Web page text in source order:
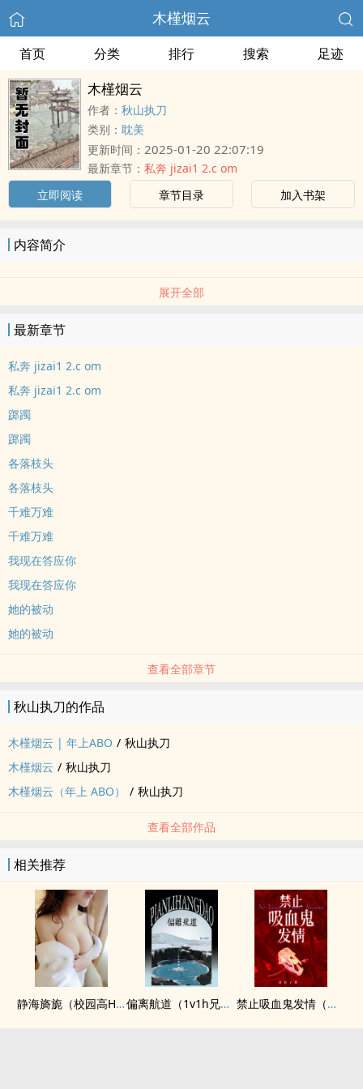
木槿烟云
首页 分类 排行 搜索 足迹
木槿烟云
作者： 秋山执刀
类别： 耽美
更新时间： 2025-01-20 22:07:19
最新章节： 私奔 jizai1 2.c om
立即阅读
章节目录 加入书架
内容简介
展开全部
最新章节
私奔 jizai1 2.c om
私奔 jizai1 2.c om
踯躅
踯躅
各落枝头
各落枝头
千难万难
千难万难
我现在答应你
我现在答应你
她的被动
她的被动
查看全部章节
秋山执刀的作品
木槿烟云 | 年上ABO / 秋山执刀
木槿烟云 / 秋山执刀
木槿烟云（年上 ABO）
/ 秋山执刀
查看全部作品
相关推荐
静海旖旎（校园高H） 偏离航道（1v1h兄妹骨科bg） 禁止吸血鬼发情（姐狗高H 1v1）